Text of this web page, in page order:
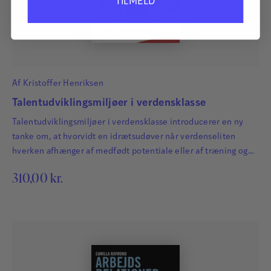
Af Kristoffer Henriksen
Talentudviklingsmiljøer i verdensklasse
Talentudviklingsmiljøer i verdensklasse introducerer en ny
tanke om, at hvorvidt en idrætsudøver når verdenseliten
hverken afhænger af medfødt potentiale eller af træning og
sportslige domæne og den særlige kultur, der udvikles i
310,00 kr.